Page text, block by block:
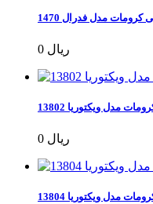
0 ریال
0 ریال